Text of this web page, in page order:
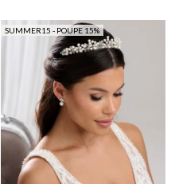
SUMMER15 - POUPE 15%